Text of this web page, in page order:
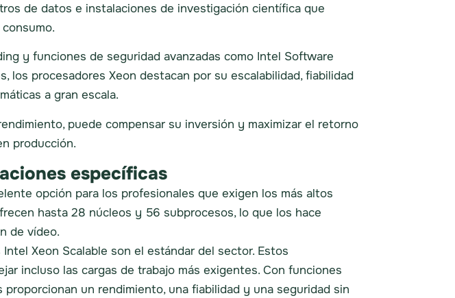
de datos e instalaciones de investigación científica que
y funciones de seguridad avanzadas como Intel Software
los procesadores Xeon destacan por su escalabilidad, fiabilidad
a gran escala.
puede compensar su inversión y maximizar el retorno
producción.
específicas
opción para los profesionales que exigen los más altos
hasta 28 núcleos y 56 subprocesos, lo que los hace
de vídeo.
Xeon Scalable son el estándar del sector. Estos
incluso las cargas de trabajo más exigentes. Con funciones
un rendimiento, una fiabilidad y una seguridad sin